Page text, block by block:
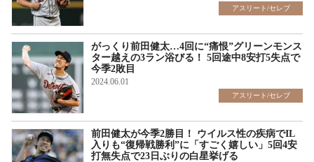
アスリート/セレブ
がっくり前田健太…4回に“痛恨”グリーンモンス
ター越えの3ラン浴びる！ 5回途中8安打5失点で
今季2敗目
2024.06.01
アスリート/セレブ
前田健太が今季2勝目！ ウイルス性の疾病でIL
入りも“復帰戦勝利”に「すごく嬉しい」5回4安
打無失点で23日ぶりの白星挙げる